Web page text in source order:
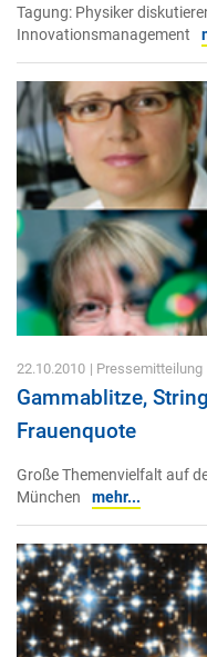
Tagung: Physiker
Innovationsmanagement
22.10.2010 | Pressemitteilung
Gammablitze,
Frauenquote
Große Themenvielfalt auf
München
mehr...